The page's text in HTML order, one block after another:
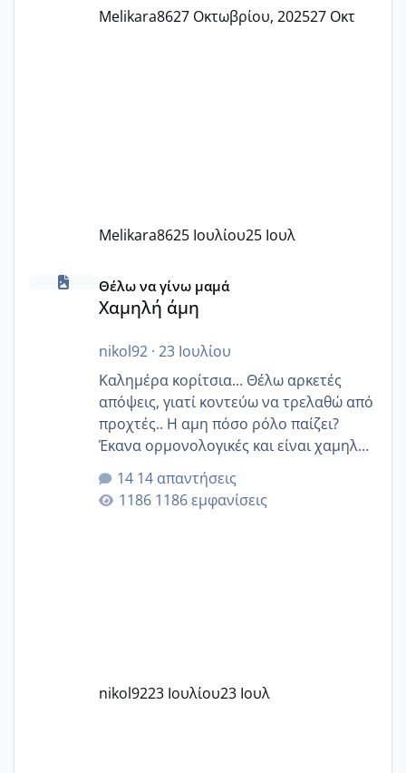
Melikara8627 Οκτωβρίου, 202527 Οκτ
Melikara8625 Ιουλίου25 Ιουλ
Χαμηλή άμη
Θέλω να γίνω μαμά
Χαμηλή άμη
nikol92· 23 Ιουλίου
Καλημέρα κορίτσια... Θέλω αρκετές
απόψεις, γιατί κοντεύω να τρελαθώ από
προχτές.. Η αμη πόσο ρόλο παίζει?
Έκανα ορμονολογικές και είναι χαμηλή
για την ηλικία μου.. Είχα ήδη μια
εγκυμοσύνη, που έπρεπε να τερματιστεί
στην 27η εβδομάδα και προσπαθώ 7
14 απαντήσεις
1186 εμφανίσεις
nikol9223 Ιουλίου23 Ιουλ